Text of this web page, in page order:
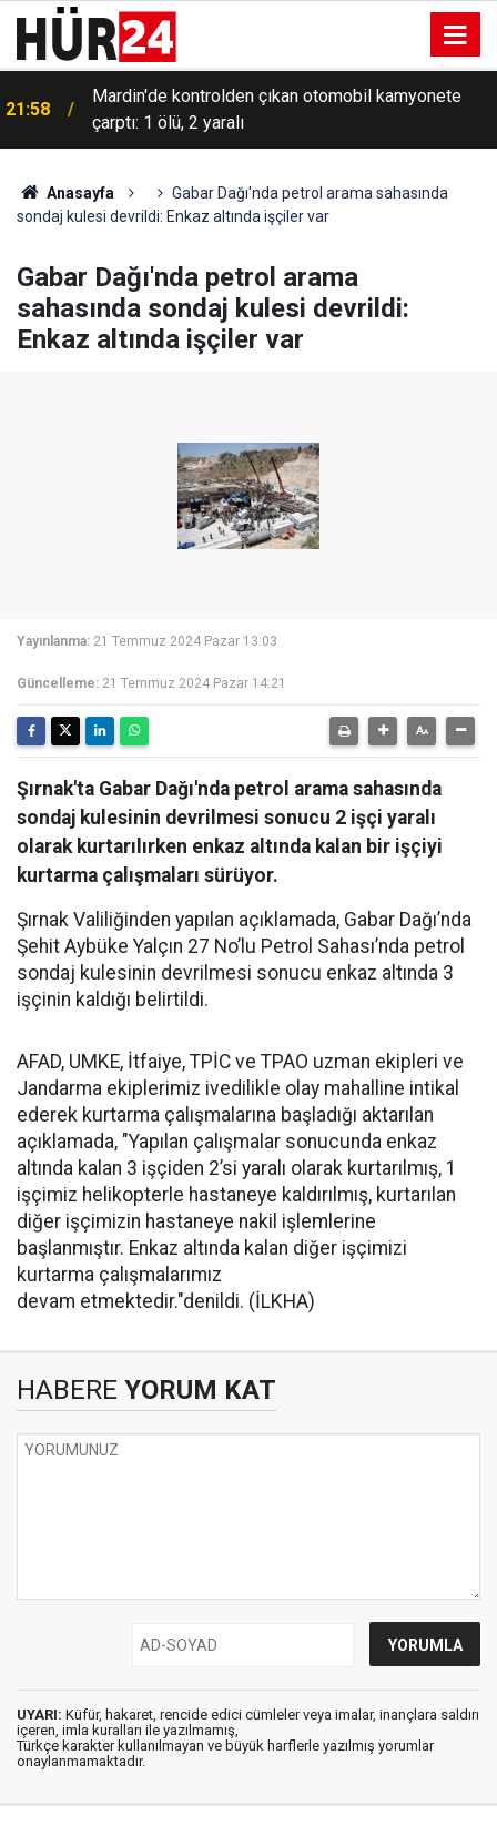
21:58
Mardin'de kontrolden çıkan otomobil kamyonete
çarptı: 1 ölü, 2 yaralı
Anasayfa
Gabar Dağı'nda petrol arama sahasında
sondaj kulesi devrildi: Enkaz altında işçiler var
Gabar Dağı'nda petrol arama
sahasında sondaj kulesi devrildi:
Enkaz altında işçiler var
Yayınlanma: 21 Temmuz 2024 Pazar 13:03
Güncelleme: 21 Temmuz 2024 Pazar 14:21
Şırnak'ta Gabar Dağı'nda petrol arama sahasında
sondaj kulesinin devrilmesi sonucu 2 işçi yaralı
olarak kurtarılırken enkaz altında kalan bir işçiyi
kurtarma çalışmaları sürüyor.
Şırnak Valiliğinden yapılan açıklamada, Gabar Dağı’nda
Şehit Aybüke Yalçın 27 No’lu Petrol Sahası’nda petrol
sondaj kulesinin devrilmesi sonucu enkaz altında 3
işçinin kaldığı belirtildi.
AFAD, UMKE, İtfaiye, TPİC ve TPAO uzman ekipleri ve
Jandarma ekiplerimiz ivedilikle olay mahalline intikal
ederek kurtarma çalışmalarına başladığı aktarılan
açıklamada, "Yapılan çalışmalar sonucunda enkaz
altında kalan 3 işçiden 2’si yaralı olarak kurtarılmış, 1
işçimiz helikopterle hastaneye kaldırılmış, kurtarılan
diğer işçimizin hastaneye nakil işlemlerine
başlanmıştır. Enkaz altında kalan diğer işçimizi
kurtarma çalışmalarımız
devam etmektedir."denildi. (İLKHA)
HABERE YORUM KAT
UYARI: Küfür, hakaret, rencide edici cümleler veya imalar, inançlara saldırı
içeren, imla kuralları ile yazılmamış,
Türkçe karakter kullanılmayan ve büyük harflerle yazılmış yorumlar
onaylanmamaktadır.